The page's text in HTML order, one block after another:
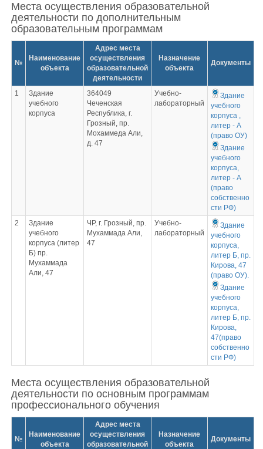
Места осуществления образовательной
деятельности по дополнительным
образовательным программам
№
Наименование
объекта
Адрес места
осуществления
образовательной
деятельности
Назначение
объекта
Документы
1
Здание
учебного
корпуса
364049
Чеченская
Республика, г.
Грозный, пр.
Мохаммеда Али,
д. 47
Учебно-
лабораторный
Здание
учебного
корпуса ,
литер - А
(право ОУ)
Здание
учебного
корпуса,
литер - А
(право
собственно
сти РФ)
2
Здание
учебного
корпуса (литер
Б) пр.
Мухаммада
Али, 47
ЧР, г. Грозный, пр.
Мухаммада Али,
47
Учебно-
лабораторный
Здание
учебного
корпуса,
литер Б, пр.
Кирова, 47
(право ОУ).
Здание
учебного
корпуса,
литер Б, пр.
Кирова,
47(право
собственно
сти РФ)
Места осуществления образовательной
деятельности по основным программам
профессионального обучения
№
Наименование
объекта
Адрес места
осуществления
образовательной
Назначение
объекта
Документы